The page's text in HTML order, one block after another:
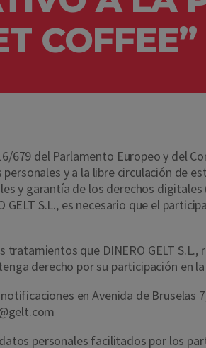
COFFEE”
del Parlamento Europeo y del
y a la libre circulación de
y garantía de los derechos digitales
GELT S.L., es necesario que el
que DINERO GELT
derecho por su participación en
en Avenida de
personales facilitados por los